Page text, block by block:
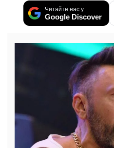
Читайте нас у
Google Discover